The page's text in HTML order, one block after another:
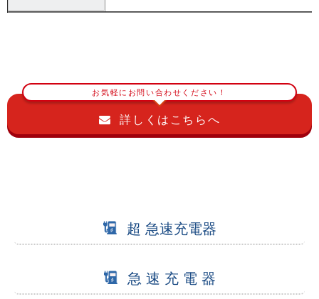
お気軽にお問い合わせください！
詳しくはこちらへ
超 急速充電器
急 速 充 電 器